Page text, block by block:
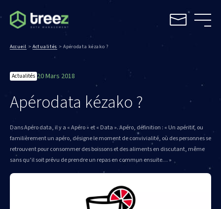
Accueil >Actualités > Apérodata kézako ?
Actualités 20 Mars 2018
Apérodata kézako ?
Dans Apéro data, il y a « Apéro » et « Data ». Apéro, définition : « Un apéritif, ou
familièrement un apéro, désigne le moment de convivialité, où des personnes se
retrouvent pour consommer des boissons et des aliments en discutant, même
sans qu’il soit prévu de prendre un repas en commun ensuite… »